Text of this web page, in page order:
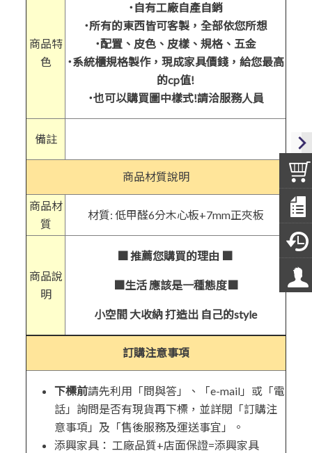
商品特
色
˙自有工廠自產自銷
˙所有的東西皆可客製，全部依您所想
˙配置、皮色、皮樣、規格、五金
˙系統櫃規格製作，現成家具價錢，給您最高
的cp值!
˙也可以購買圖中樣式!請洽服務人員
備註
商品材質說明
商品材
質
材質: 低甲醛6分木心板+7mm正夾板
商品說
明
■ 推薦您購買的理由
生活 應該是一種態度■
小空間 大收納 打造出 自己的style
訂購注意事項
下標前請先利用「問與答」、「e-mail」或「電
話」詢問是否有現貨再下標，並詳閱「訂購注
意事項」及「售後服務及運送事宜」。
添興家具： 工廠品質+店面保證=添興家具